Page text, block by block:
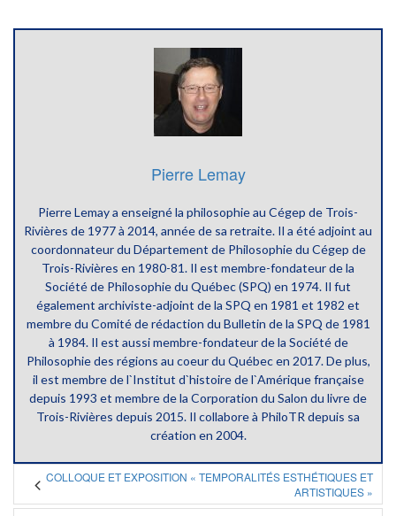
Pierre Lemay
Pierre Lemay a enseigné la philosophie au Cégep de Trois-
Rivières de 1977 à 2014, année de sa retraite. Il a été adjoint au
coordonnateur du Département de Philosophie du Cégep de
Trois-Rivières en 1980-81. Il est membre-fondateur de la
Société de Philosophie du Québec (SPQ) en 1974. Il fut
également archiviste-adjoint de la SPQ en 1981 et 1982 et
membre du Comité de rédaction du Bulletin de la SPQ de 1981
à 1984. Il est aussi membre-fondateur de la Société de
Philosophie des régions au coeur du Québec en 2017. De plus,
il est membre de l`Institut d`histoire de l`Amérique française
depuis 1993 et membre de la Corporation du Salon du livre de
Trois-Rivières depuis 2015. Il collabore à PhiloTR depuis sa
création en 2004.
COLLOQUE ET EXPOSITION « TEMPORALITÉS ESTHÉTIQUES ET
ARTISTIQUES »